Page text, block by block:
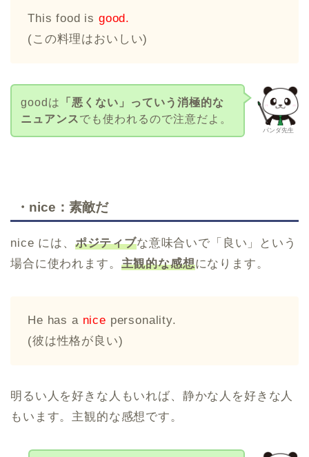
This food is good.
(この料理はおいしい)
パンダ先生
goodは
「悪くない」っていう消極的な
ニュアンスでも使われるので注意だよ。
・nice：素敵だ
nice には、 ポジティブな意味合いで「良い」という
場合に使われます。 主観的な感想になります。
He has a nice personality.
(彼は性格が良い)
明るい人を好きな人もいれば、静かな人を好きな人
もいます。主観的な感想です。